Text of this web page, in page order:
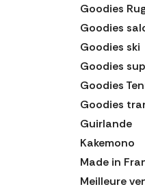
Goodies
Goodies
Goodies ski
Goodies
Goodies
Goodies
Guirlande
Kakemono
Made in
Meilleure